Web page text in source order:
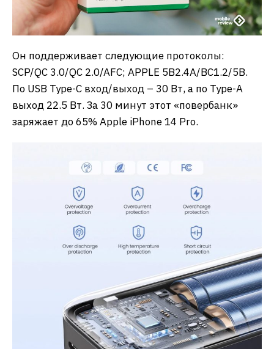
Он поддерживает следующие протоколы:
SCP/QC 3.0/QC 2.0/AFC; APPLE 5В2.4А/BC1.2/5В.
По USB Type-C вход/выход – 30 Вт, а по Type-A
выход 22.5 Вт. За 30 минут этот «повербанк»
заряжает до 65% Apple iPhone 14 Pro.